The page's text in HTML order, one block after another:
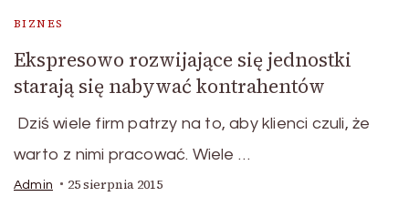
BIZNES
Ekspresowo rozwijające się jednostki
starają się nabywać kontrahentów
Dziś wiele firm patrzy na to, aby klienci czuli, że
warto z nimi pracować. Wiele …
Admin 25 sierpnia 2015